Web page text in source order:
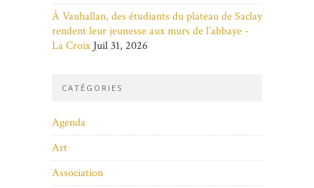
À Vauhallan, des étudiants du plateau de Saclay
rendent leur jeunesse aux murs de l’abbaye -
La Croix Juil 31, 2026
CATÉGORIES
Agenda
Art
Association